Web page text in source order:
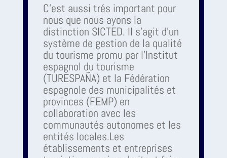
C'est aussi trés important pour
nous que nous ayons la
distinction SICTED. Il s'agit d'un
système de gestion de la qualité
du tourisme promu par l'Institut
espagnol du tourisme
(TURESPAÑA) et la Fédération
espagnole des municipalités et
provinces (FEMP) en
collaboration avec les
communautés autonomes et les
entités locales.Les
établissements et entreprises